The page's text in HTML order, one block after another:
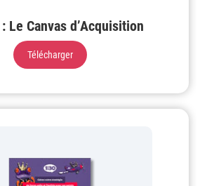
Le Canvas d’Acquisition
Télécharger